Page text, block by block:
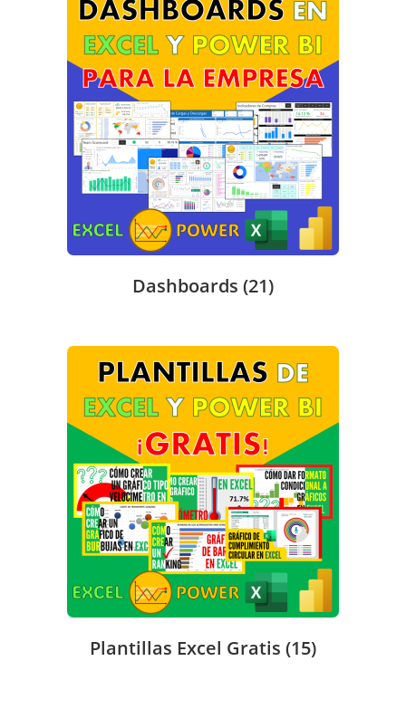
Dashboards (21)
Plantillas Excel Gratis (15)